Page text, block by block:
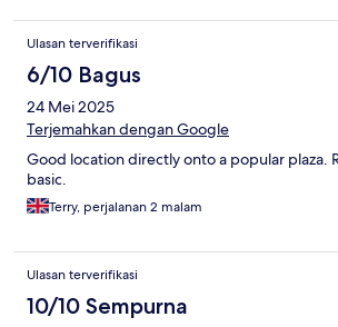
Ulasan terverifikasi
6/10 Bagus
24 Mei 2025
Terjemahkan dengan Google
Good location directly onto a popular plaza.
basic.
Terry, perjalanan 2 malam
Ulasan terverifikasi
10/10 Sempurna